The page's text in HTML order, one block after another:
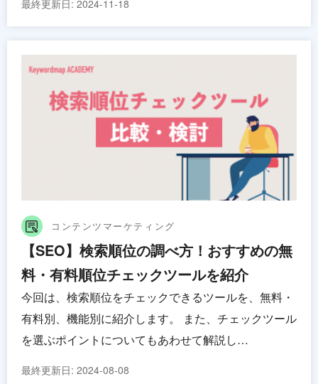
最終更新日: 2024-11-18
コンテンツマーケティング
【SEO】検索順位の調べ方！おすすめの無
料・有料順位チェックツールを紹介
今回は、検索順位をチェックできるツールを、無料・
有料別、機能別に紹介します。 また、チェックツール
を選ぶポイントについてもあわせて解説し…
最終更新日: 2024-08-08